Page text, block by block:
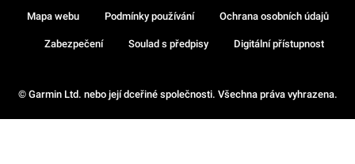
© Garmin Ltd. nebo její dceřiné společnosti. Všechna práva vyhrazena.
Mapa webu Podmínky používání Ochrana osobních údajů
Zabezpečení Soulad s předpisy Digitální přístupnost